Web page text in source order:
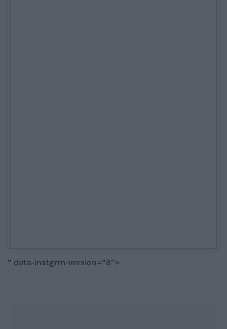
” data-instgrm-version=”8″>